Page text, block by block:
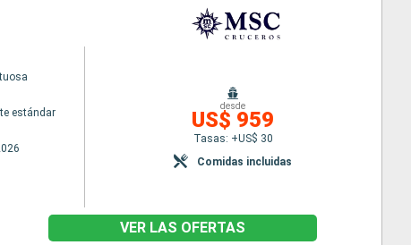
estándar
desde
US$ 959
Tasas: +US$ 30
Comidas incluidas
VER LAS OFERTAS